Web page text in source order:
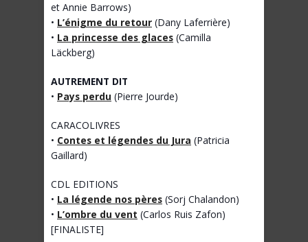
et Annie Barrows)
• L’énigme du retour (Dany Laferrière)
• La princesse des glaces (Camilla
Läckberg)
AUTREMENT DIT
• Pays perdu (Pierre Jourde)
CARACOLIVRES
• Contes et légendes du Jura (Patricia
Gaillard)
CDL EDITIONS
• La légende nos pères (Sorj Chalandon)
• L’ombre du vent (Carlos Ruis Zafon)
[FINALISTE]